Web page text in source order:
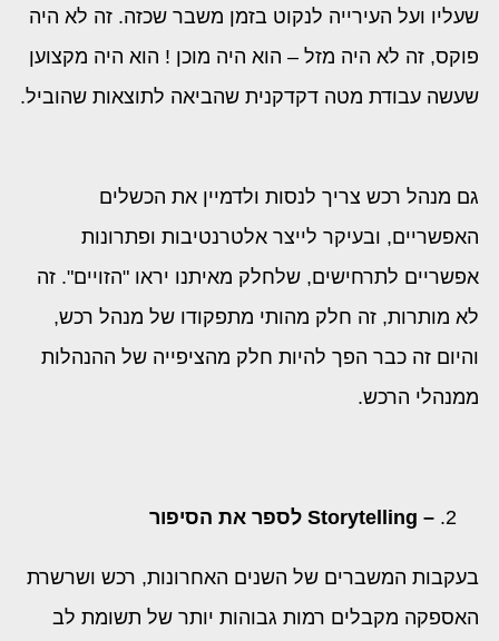
שעליו ועל העירייה לנקוט בזמן משבר שכזה. זה לא היה
פוקס, זה לא היה מזל – הוא היה מוכן ! הוא היה מקצוען
שעשה עבודת מטה דקדקנית שהביאה לתוצאות שהוביל.
גם מנהל רכש צריך לנסות ולדמיין את הכשלים
האפשריים, ובעיקר לייצר אלטרנטיבות ופתרונות
אפשריים לתרחישים, שלחלק מאיתנו יראו "הזויים". זה
לא מותרות, זה חלק מהותי מתפקודו של מנהל רכש,
והיום זה כבר הפך להיות חלק מהציפייה של ההנהלות
ממנהלי הרכש.
– Storytelling לספר את הסיפור
בעקבות המשברים של השנים האחרונות, רכש ושרשרת
האספקה מקבלים רמות גבוהות יותר של תשומת לב